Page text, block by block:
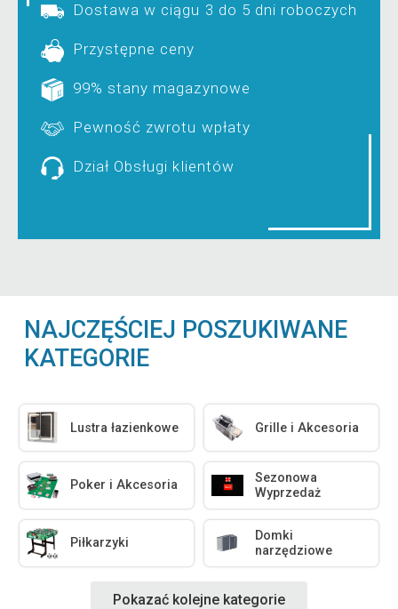
Dostawa w ciągu 3 do 5 dni roboczych
Przystępne ceny
99% stany magazynowe
Pewność zwrotu wpłaty
Dział Obsługi klientów
NAJCZĘŚCIEJ POSZUKIWANE
KATEGORIE
Lustra łazienkowe Grille i Akcesoria
Poker i Akcesoria
Sezonowa
Wyprzedaż
Piłkarzyki
Domki
narzędziowe
Pokazać kolejne kategorie